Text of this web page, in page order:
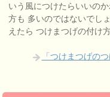
いう風につけたらいいの
方も 多いのではないでし
えたら つけまつげの付け
「つけまつげの